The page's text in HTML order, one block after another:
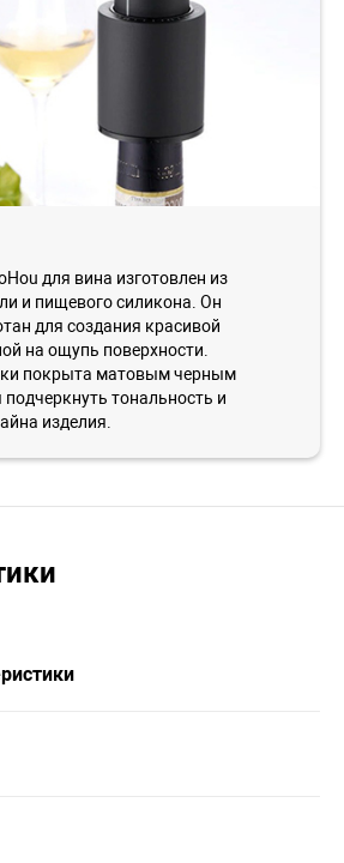
для вина изготовлен из
и пищевого силикона. Он
для создания красивой
на ощупь поверхности.
покрыта матовым черным
тональность и
изделия.